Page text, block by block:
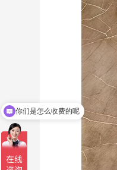
现在有优惠活动吗